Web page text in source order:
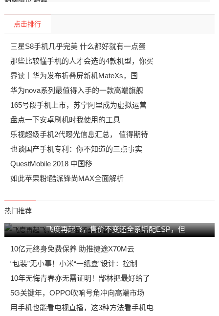
点击排行
三星S8手机几乎完美 什么都好就有一点蛋
那些比较懂手机的人才会选的4款机型，你买
界读｜华为发布折叠屏新机MateXs，国
华为nova系列最值得入手的一款高端旗舰
165号段手机上市，苏宁阿里成为虚拟运营
盘点一下安卓刷机时我使用的工具
乐视超级手机2代曝光信息汇总， 值得期待
也谈国产手机专利：你不知道的三点事实
QuestMobile 2018 中国移
如此苹果粉!酷派锋尚MAX全面解析
热门推荐
飞度再起飞，售价不变还全系增配ESP，但
10亿元终身免费保养 助推捷途X70M云
“包装”无小事！小米“一纸盒”设计：控制
10年无悔青春亦无需证明！郜林把最好给了
5G关键年，OPPO吹响号角冲向高端市场
用手机也能看电视直播，这3种方法看手机电